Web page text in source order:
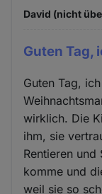
David (nicht
Guten Tag,
Guten Tag,
wirklich. Die
ihm, sie
Rentieren
komme und
weil sie so